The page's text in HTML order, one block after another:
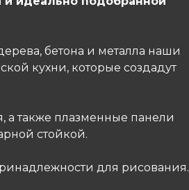
бетона и металла наши
кухни, которые создадут
а также плазменные панели
стойкой.
для рисования.